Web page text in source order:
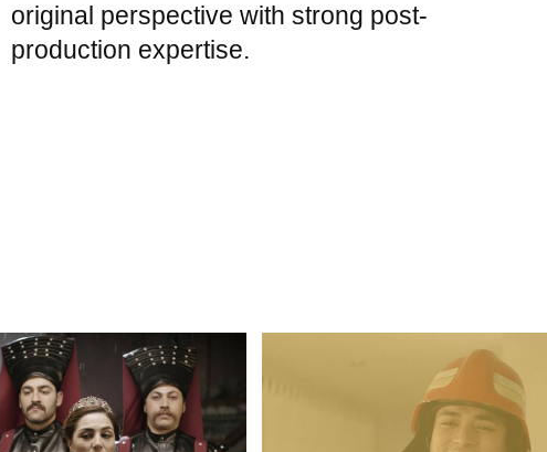
original perspective with strong post-
production expertise.